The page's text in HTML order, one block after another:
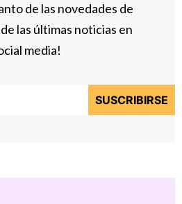
de las novedades de
las últimas noticias en
media!